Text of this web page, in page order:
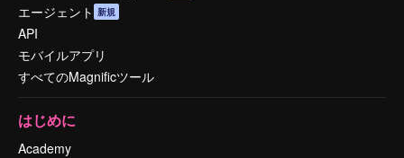
エージェント 新規
API
モバイルアプリ
すべてのMagnificツール
はじめに
Academy